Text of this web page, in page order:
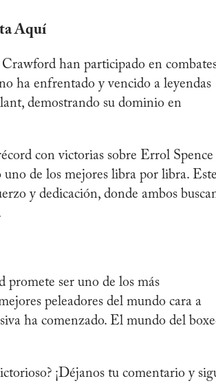
Aquí
han participado en
ha enfrentado y vencido a leyendas
demostrando su dominio en
con victorias sobre Errol Spence
de los mejores libra por libra.
y dedicación, donde ambos
ser uno de los más
peleadores del mundo cara a
ha comenzado. El mundo del
¡Déjanos tu comentario y